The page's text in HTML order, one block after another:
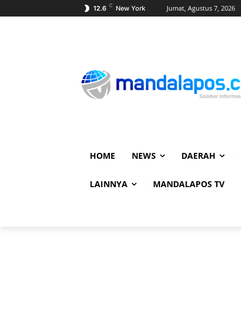
12.6 C New York Jumat, Agustus 7, 2026
HOME NEWS DAERAH
LAINNYA MANDALAPOS TV